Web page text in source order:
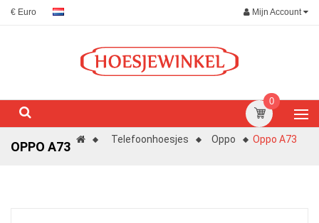
€ Euro Mijn Account
0
OPPO A73 Telefoonhoesjes Oppo Oppo A73